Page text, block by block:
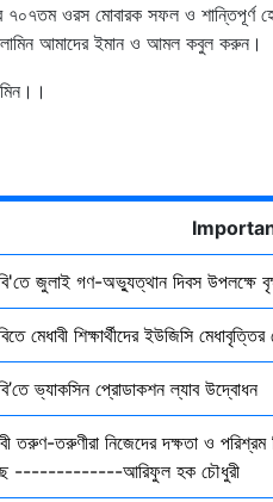
৭০৭তম ওরস মোবারক সফল ও শান্তিপূর্ণ
আমাদের ইমান ও আমল কবুল করুন।
জুলাই গণ-অভ্যুত্থান দিবস উপলক্ষে
মেধাবী শিক্ষার্থীদের ইউজিসি
ভ্যাকসিন প্রোডাকশন ল্যাব উদ্বোধন
তরুণ-তরুণীরা নিজেদের দক্ষতা ও
-------------আরিফুল হক চৌধুরী